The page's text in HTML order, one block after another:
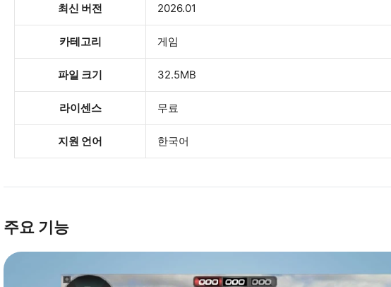
최신 버전 2026.01
카테고리 게임
파일 크기 32.5MB
라이센스 무료
지원 언어 한국어
주요 기능